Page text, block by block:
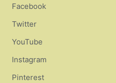
Facebook
Twitter
YouTube
Instagram
Pinterest